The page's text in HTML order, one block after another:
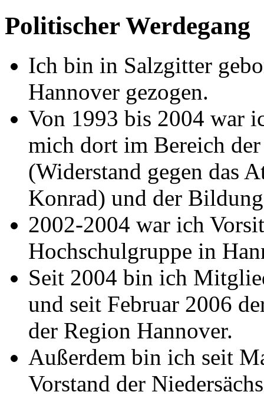
Politischer Werdegang
Ich bin in Salzgitter
Hannover gezogen.
Von 1993 bis 2004 war
mich dort im Bereich
(Widerstand gegen das
Konrad) und der
2002-2004 war ich
Hochschulgruppe in
Seit 2004 bin ich
und seit Februar 2006
der Region Hannover.
Außerdem bin ich seit
Vorstand der